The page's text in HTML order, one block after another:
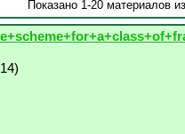
Показано 1-20 материалов
)